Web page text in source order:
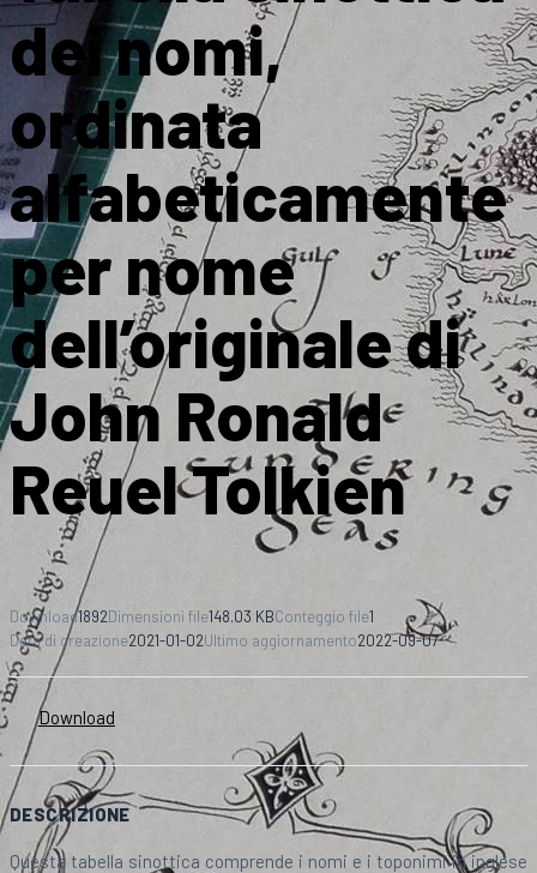
dei nomi,
ordinata
alfabeticamente
per nome
dell’originale di
John Ronald
Reuel Tolkien
Download1892Dimensioni file148.03 KBConteggio file1
Data di creazione2021-01-02Ultimo aggiornamento2022-09-07
Download
DESCRIZIONE
Questa tabella sinottica comprende i nomi e i toponimi in inglese